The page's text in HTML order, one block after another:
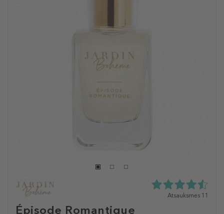
Épisode Romantique
4.5
Atsauksmes 11